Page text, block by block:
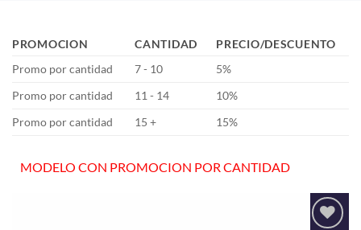
PROMOCION CANTIDAD
PRECIO/DESCUENTO
Promo por cantidad
7 - 10
5%
Promo por cantidad
11 - 14
10%
Promo por cantidad
15 + 15%
MODELO CON PROMOCION POR CANTIDAD